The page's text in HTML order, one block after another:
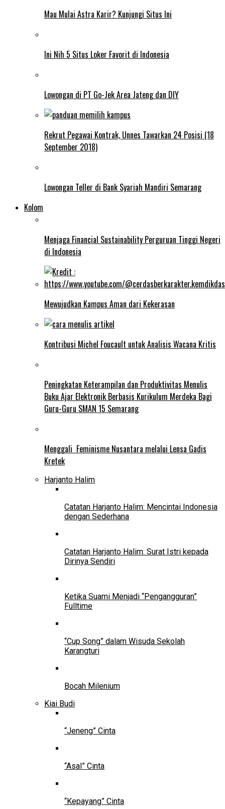
Mau Mulai Astra Karir? Kunjungi Situs Ini
Ini Nih 5 Situs Loker Favorit di Indonesia
Lowongan di PT Go-Jek Area Jateng dan DIY
Rekrut Pegawai Kontrak, Unnes Tawarkan 24 Posisi (18
September 2018)
Lowongan Teller di Bank Syariah Mandiri Semarang
Kolom
Menjaga Financial Sustainability Perguruan Tinggi Negeri
di Indonesia
Mewujudkan Kampus Aman dari Kekerasan
Kontribusi Michel Foucault untuk Analisis Wacana Kritis
Peningkatan Keterampilan dan Produktivitas Menulis
Buku Ajar Elektronik Berbasis Kurikulum Merdeka Bagi
Guru-Guru SMAN 15 Semarang
Menggali Feminisme Nusantara melalui Lensa Gadis
Kretek
Harjanto Halim
Catatan Harjanto Halim: Mencintai Indonesia
dengan Sederhana
Catatan Harjanto Halim: Surat Istri kepada
Dirinya Sendiri
Ketika Suami Menjadi “Pengangguran”
Fulltime
“Cup Song” dalam Wisuda Sekolah
Karangturi
Bocah Milenium
Kiai Budi
“Jeneng” Cinta
“Asal” Cinta
“Kepayang” Cinta